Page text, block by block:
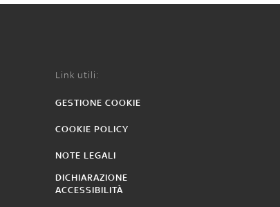
Link utili:
GESTIONE COOKIE
COOKIE POLICY
NOTE LEGALI
DICHIARAZIONE
ACCESSIBILITÀ